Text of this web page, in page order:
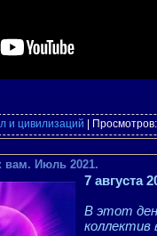
и цивилизаций |
вам. Июль 2021.
7 августа
В этот
коллектив